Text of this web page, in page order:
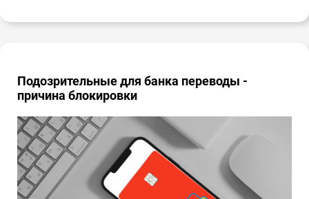
Подозрительные для банка переводы -
причина блокировки